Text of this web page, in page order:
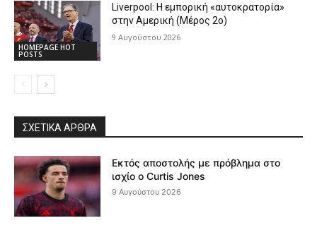
HOMEPAGE HOT
POSTS
Liverpool: Η εμπορική «αυτοκρατορία»
στην Αμερική (Μέρος 2ο)
9 Αυγούστου 2026
ΣΧΕΤΙΚΆ ΆΡΘΡΑ
Εκτός αποστολής με πρόβλημα στο
ισχίο ο Curtis Jones
9 Αυγούστου 2026